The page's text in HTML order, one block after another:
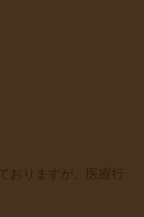
おりますが、医療行